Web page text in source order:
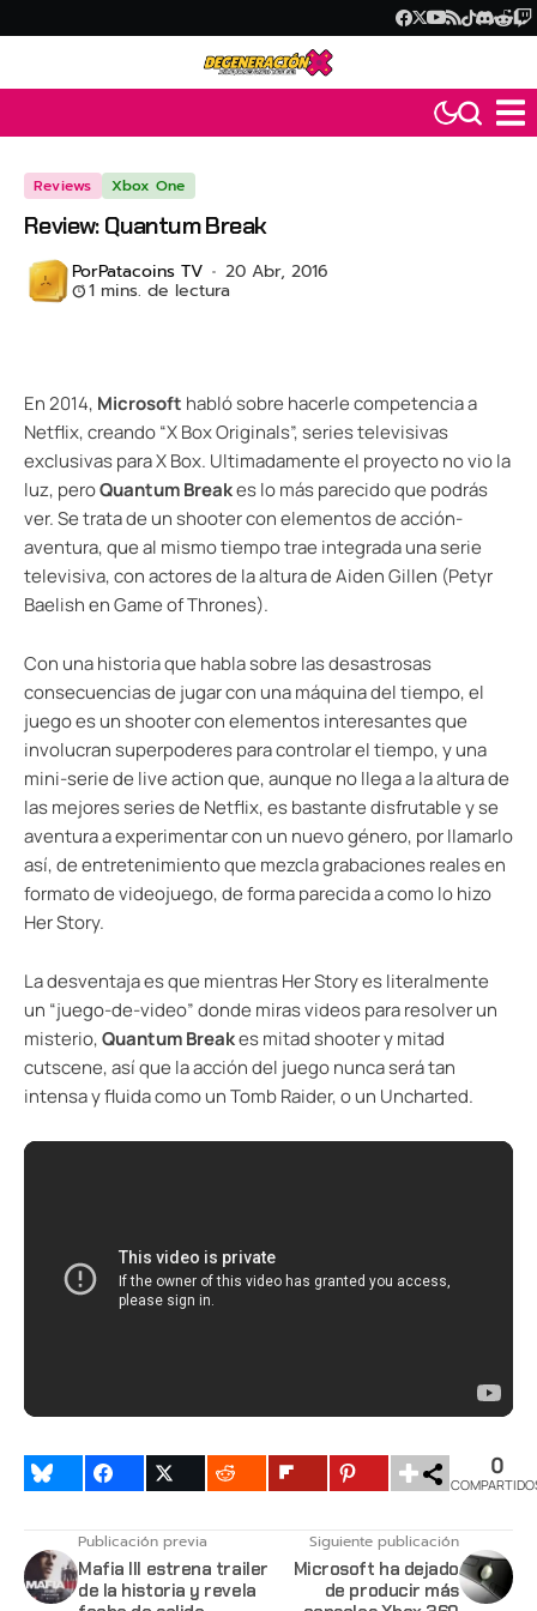
Reviews Xbox One
Review: Quantum Break
PorPatacoins TV 20 Abr, 2016
1 mins. de lectura
En 2014, Microsoft habló sobre hacerle competencia a
Netflix, creando “X Box Originals”, series televisivas
exclusivas para X Box. Ultimadamente el proyecto no vio la
luz, peroQuantum Breakes lo más parecido que podrás
ver. Se trata de un shooter con elementos de acción-
aventura, que al mismo tiempo trae integrada una serie
televisiva, con actores de la altura de Aiden Gillen (Petyr
Baelish en Game of Thrones).
Con una historia que habla sobre las desastrosas
consecuencias de jugar con una máquina del tiempo, el
juego es un shooter con elementos interesantes que
involucran superpoderes para controlar el tiempo, y una
mini-serie de live action que, aunque no llega a la altura de
las mejores series de Netflix, es bastante disfrutable y se
aventura a experimentar con un nuevo género, por llamarlo
así, de entretenimiento que mezcla grabaciones reales en
formato de videojuego, de forma parecida a como lo hizo
Her Story.
La desventaja es que mientras Her Story es literalmente
un “juego-de-video” donde miras videos para resolver un
misterio,Quantum Breakes mitad shooter y mitad
cutscene, así que la acción del juego nunca será tan
intensa y fluida como un Tomb Raider, o un Uncharted.
0
Publicación previa
Mafia III estrena trailer
de la historia y revela
Siguiente publicación
Microsoft ha dejado
de producir más